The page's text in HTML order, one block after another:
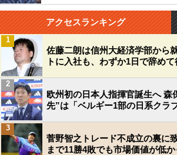
アクセスランキング
佐藤二朗は信州大経済学部から
トに入社も、わずか1日で辞め
1
欧州初の日本人指揮官誕生へ 森
先”は「ベルギー1部の日系クラ
2
菅野智之トレード不成立の裏に
まで11勝4敗でも市場価値が低
3